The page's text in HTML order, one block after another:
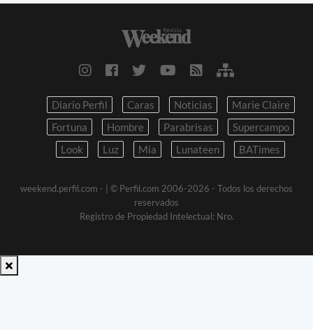
Diario Perfil Caras Noticias
Marie Claire
Fortuna
Hombre Parabrisas
Supercampo
Look
Luz Mia Lunateen BATimes
weekend.perfil.com -
| © Perfil.com 2006-2026 - Todos los derechos
reservados
Registro de Propiedad Intelectual: Nro.